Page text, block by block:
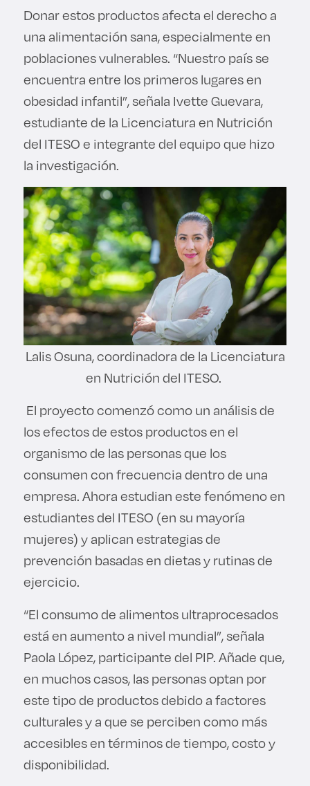
Donar estos productos afecta el derecho a
una alimentación sana, especialmente en
poblaciones vulnerables. “Nuestro país se
encuentra entre los primeros lugares en
obesidad infantil”, señala Ivette Guevara,
estudiante de la Licenciatura en Nutrición
del ITESO e integrante del equipo que hizo
la investigación.
Lalis Osuna, coordinadora de la Licenciatura
en Nutrición del ITESO.
El proyecto comenzó como un análisis de
los efectos de estos productos en el
organismo de las personas que los
consumen con frecuencia dentro de una
empresa. Ahora estudian este fenómeno en
estudiantes del ITESO (en su mayoría
mujeres) y aplican estrategias de
prevención basadas en dietas y rutinas de
ejercicio.
“El consumo de alimentos ultraprocesados
está en aumento a nivel mundial”, señala
Paola López, participante del PIP. Añade que,
en muchos casos, las personas optan por
este tipo de productos debido a factores
culturales y a que se perciben como más
accesibles en términos de tiempo, costo y
disponibilidad.